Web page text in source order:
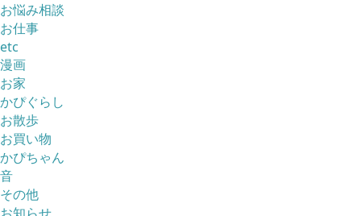
お悩み相談
お仕事
etc
漫画
お家
かぴぐらし
お散歩
お買い物
かぴちゃん
音
その他